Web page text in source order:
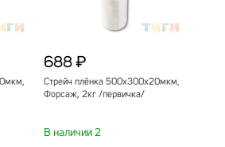
688 ₽
Стрейч плёнка 500х300х20мкм,
Форсаж, 2кг /первичка/
В наличии 2